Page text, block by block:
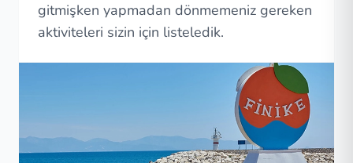
gitmişken yapmadan dönmemeniz gereken
aktiviteleri sizin için listeledik.